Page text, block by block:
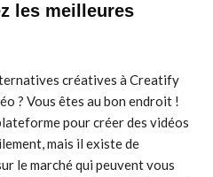
les meilleures
créatives à Creatify
? Vous êtes au bon endroit !
pour créer des vidéos
mais il existe de
le marché qui peuvent vous